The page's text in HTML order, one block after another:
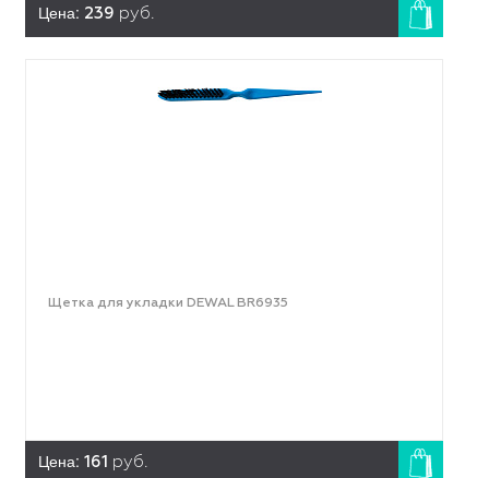
Цена: 239 руб.
Щетка для укладки DEWAL BR6935
Цена: 161 руб.